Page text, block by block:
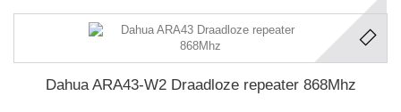
Dahua ARA43-W2 Draadloze repeater 868Mhz